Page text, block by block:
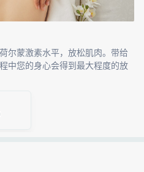
尔蒙激素水平，放松肌肉。带给
中您的身心会得到最大程度的放